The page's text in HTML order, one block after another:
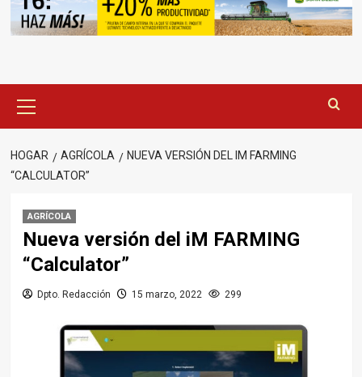
principal
HOGAR AGRÍCOLA
NUEVA VERSIÓN DEL IM FARMING
“CALCULATOR”
AGRÍCOLA
Nueva versión del iM FARMING
“Calculator”
Dpto. Redacción 15 marzo, 2022 299